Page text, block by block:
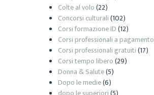
Colte al volo(22)
Concorsi culturali(102)
Corsi formazione ID(12)
Corsi professionali a pagamento
Corsi professionali gratuiti(17)
Corsi tempo libero(29)
Donna & Salute(5)
Dopo le medie(6)